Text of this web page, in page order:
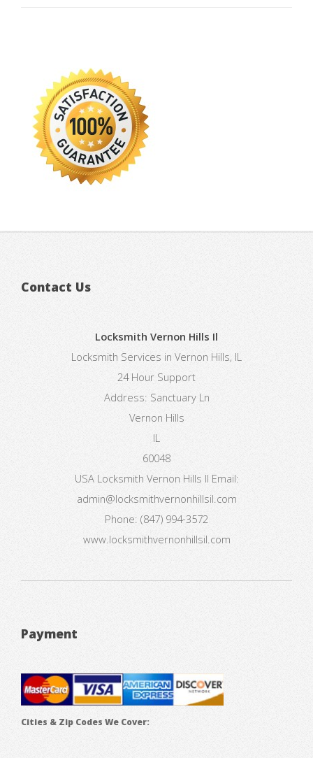
Contact Us
Locksmith Vernon Hills Il
Locksmith Services in Vernon Hills, IL
24 Hour Support
Address: Sanctuary Ln
Vernon Hills
IL
60048
USA Locksmith Vernon Hills Il Email:
admin@locksmithvernonhillsil.com
Phone: (847) 994-3572
www.locksmithvernonhillsil.com
Payment
Cities & Zip Codes We Cover: